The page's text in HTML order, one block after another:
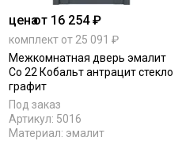
ценаот 16 254 ₽
комплект от 25 091 ₽
Межкомнатная дверь эмалит
Co 22 Кобальт антрацит стекло
графит
Под заказ
Артикул: 5016
Материал: эмалит